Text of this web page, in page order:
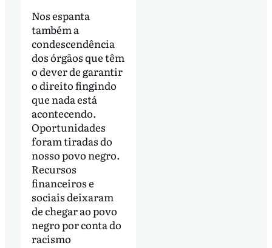
Nos espanta
também a
condescendência
dos órgãos que têm
o dever de garantir
o direito fingindo
que nada está
acontecendo.
Oportunidades
foram tiradas do
nosso povo negro.
Recursos
financeiros e
sociais deixaram
de chegar ao povo
negro por conta do
racismo